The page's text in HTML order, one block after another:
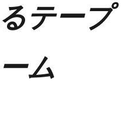
テープ
ム